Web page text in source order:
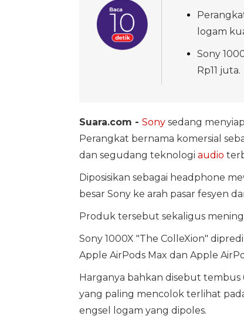
logam
Sony
Rp11 juta.
Suara.com - Sonysedang
Perangkat bernama komersial
dan segudang teknologi audio
Diposisikan sebagai headphone
besar Sony ke arah pasar fesyen
Produk tersebut sekaligus
Sony 1000X "The ColleXion"
Apple AirPods Max dan Apple
Harganya bahkan disebut tembus
yang paling mencolok terlihat
engsel logam yang dipoles.